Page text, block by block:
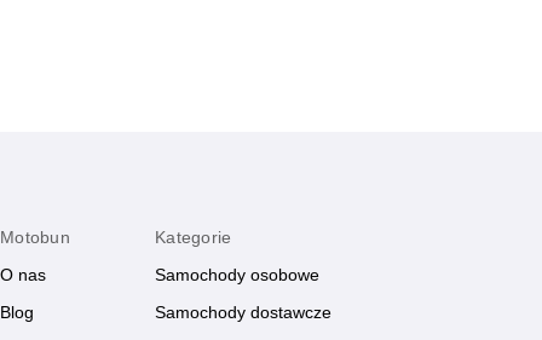
Motobun
O nas
Blog
Kategorie
Samochody osobowe
Samochody dostawcze